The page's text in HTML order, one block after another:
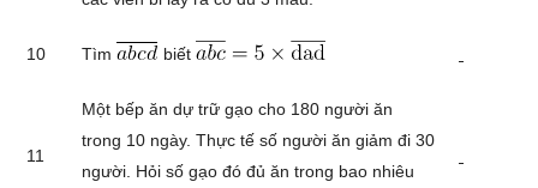
10 Tìm biết
11
Một bếp ăn dự trữ gạo cho 180 người ăn
trong 10 ngày. Thực tế số người ăn giảm đi 30
người. Hỏi số gạo đó đủ ăn trong bao nhiêu